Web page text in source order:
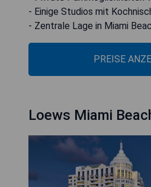
- Einige Studios mit
- Zentrale Lage in Miami
PREISE
Loews Miami